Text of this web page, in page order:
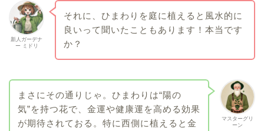
新人ガーデナ
ー ミドリ
それに、ひまわりを庭に植えると風水的に
良いって聞いたこともあります！本当です
か？
マスターグリ
ーン
まさにその通りじゃ。ひまわりは“陽の
気”を持つ花で、金運や健康運を高める効果
が期待されておる。特に西側に植えると金